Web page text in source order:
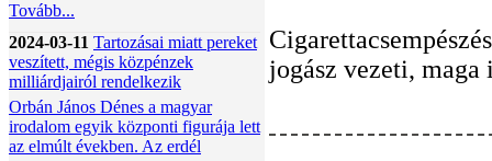
Tovább...
2024-03-11 Tartozásai miatt pereket
veszített, mégis közpénzek
milliárdjairól rendelkezik
Orbán János Dénes a magyar
irodalom egyik központi figurája lett
az elmúlt években. Az erdél
jogász vezeti,